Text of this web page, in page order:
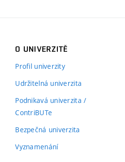
O UNIVERZITĚ
Profil univerzity
Udržitelná univerzita
Podnikavá univerzita /
ContriBUTe
Bezpečná univerzita
Vyznamenání